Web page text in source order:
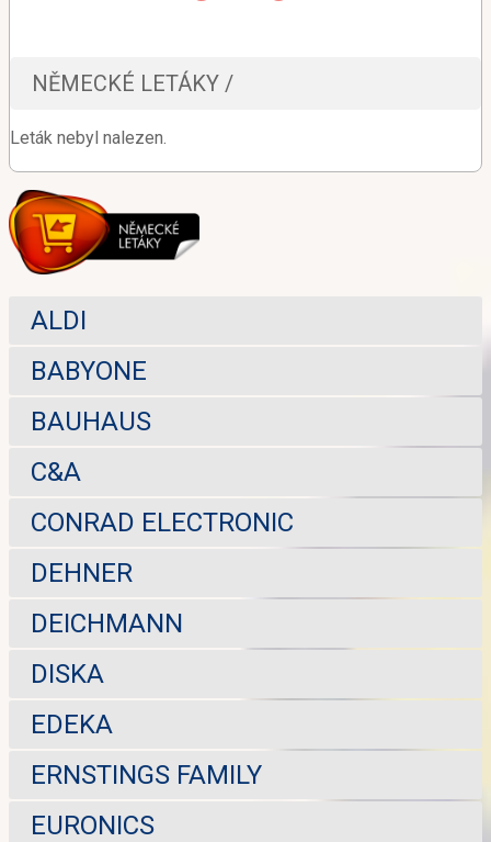
NĚMECKÉ LETÁKY /
Leták nebyl nalezen.
ALDI
BABYONE
BAUHAUS
C&A
CONRAD ELECTRONIC
DEHNER
DEICHMANN
DISKA
EDEKA
ERNSTINGS FAMILY
EURONICS